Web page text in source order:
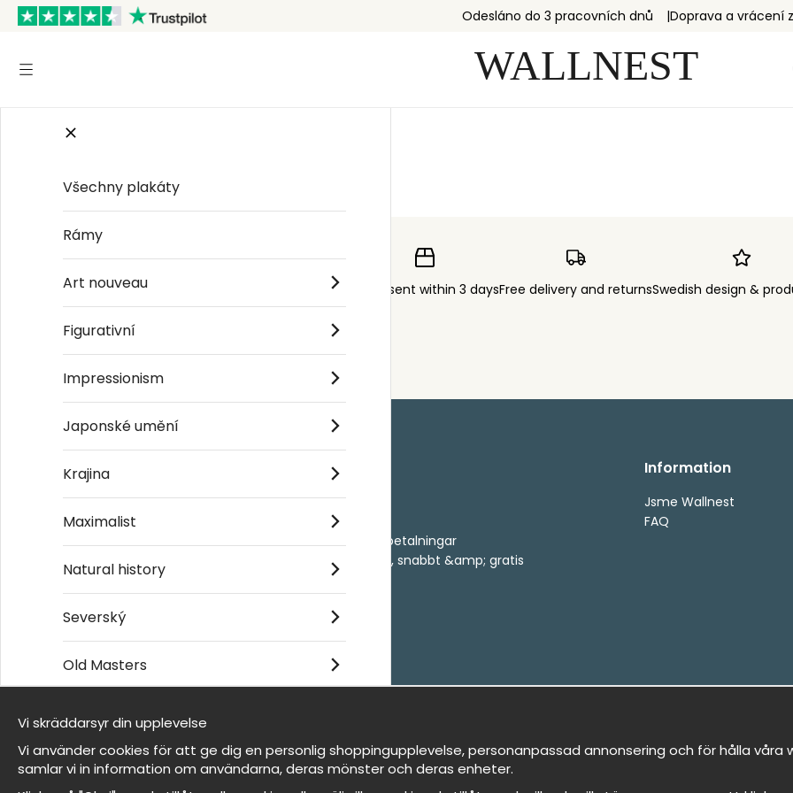
Odesláno do 3 pracovních dnů Doprava a vrácení
Order sent within 3 daysFree delivery and returnsSwedish design &
Kontakta oss
- Returer och återbetalningar
- Leverans - enkelt, snabbt &amp; gratis
Om cookies
Mina favoriter
Information
Jsme Wallnest
FAQ
Et harum quidem rerum facilis est et expedita
Všechny plakáty
Rámy
Art nouveau
Figurativní
Impressionism
Japonské umění
Krajina
Maximalist
Natural history
Severský
Old Masters
Jsme Wallnest
FAQ
Vi skräddarsyr din upplevelse
Vi använder cookies för att ge dig en personlig shoppingupplevelse, personanpassad annonsering och för hålla
samlar vi in information om användarna, deras mönster och deras enheter.